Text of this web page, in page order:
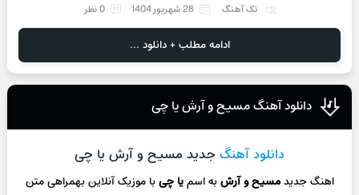
تک آهنگ 28 شهریور 1404 0 نظر
ادامه مطلب + دانلود ...
دانلود آهنگ مسیح و آرش یا چی
دانلود آهنگ جدید مسیح و آرش یا چی
اهنگ جدیدمسیح و آرشبه اسمیا چیبا موزیک آنلاینبهمراهی متن